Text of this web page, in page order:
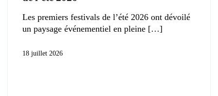
Les premiers festivals de l’été 2026 ont dévoilé
un paysage événementiel en pleine
18 juillet 2026